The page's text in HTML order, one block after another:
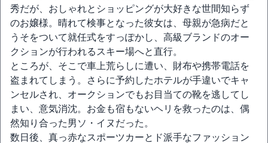
秀だが、おしゃれとショッピングが大好きな世間知らず
のお嬢様。晴れて検事となった彼女は、母親が急病だと
うそをついて就任式をすっぽかし、高級ブランドのオー
クションが行われるスキー場へと直行。
ところが、そこで車上荒らしに遭い、財布や携帯電話を
盗まれてしまう。さらに予約したホテルが手違いでキャ
ンセルされ、オークションでもお目当ての靴を逃してし
まい、意気消沈。お金も宿もないヘリを救ったのは、偶
然知り合った男ソ・イヌだった。
数日後、真っ赤なスポーツカーとド派手なファッション